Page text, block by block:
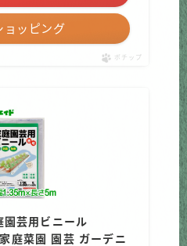
ョッピング
ポチップ
園芸用ビニール
庭菜園 園芸 ガーデニ